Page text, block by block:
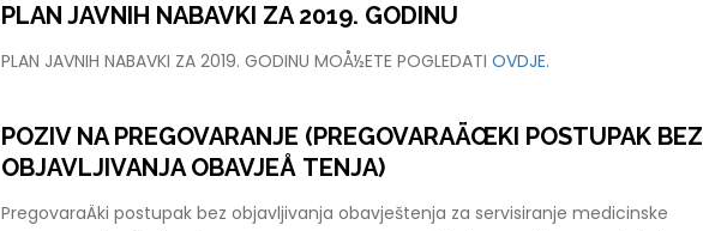
PLAN JAVNIH NABAVKI ZA 2019. GODINU
PLAN JAVNIH NABAVKI ZA 2019. GODINU MOÅ½ETE POGLEDATI OVDJE.
POZIV NA PREGOVARANJE (PREGOVARAÄŒKI POSTUPAK BEZ
OBJAVLJIVANJA OBAVJEÅ TENJA)
PregovaraÄki postupak bez objavljivanja obavještenja za servisiranje medicinske